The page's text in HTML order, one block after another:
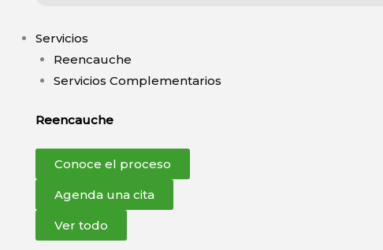
Servicios
Reencauche
Servicios Complementarios
Reencauche
Conoce el proceso
Agenda una cita
Ver todo